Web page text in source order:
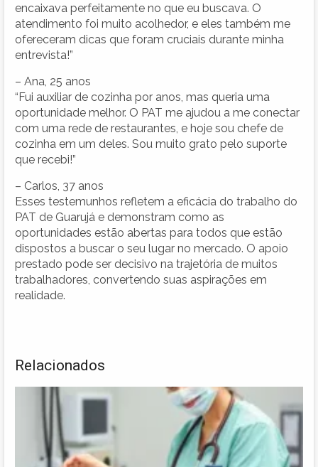
encaixava perfeitamente no que eu buscava. O
atendimento foi muito acolhedor, e eles também me
ofereceram dicas que foram cruciais durante minha
entrevista!”
– Ana, 25 anos
“Fui auxiliar de cozinha por anos, mas queria uma
oportunidade melhor. O PAT me ajudou a me conectar
com uma rede de restaurantes, e hoje sou chefe de
cozinha em um deles. Sou muito grato pelo suporte
que recebi!”
– Carlos, 37 anos
Esses testemunhos refletem a eficácia do trabalho do
PAT de Guarujá e demonstram como as
oportunidades estão abertas para todos que estão
dispostos a buscar o seu lugar no mercado. O apoio
prestado pode ser decisivo na trajetória de muitos
trabalhadores, convertendo suas aspirações em
realidade.
Relacionados